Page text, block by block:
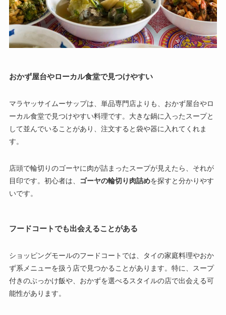
おかず屋台やローカル食堂で見つけやすい
マラヤッサイムーサップは、単品専門店よりも、おかず屋台やロ
ーカル食堂で見つけやすい料理です。大きな鍋に入ったスープと
して並んでいることがあり、注文すると袋や器に入れてくれま
す。
店頭で輪切りのゴーヤに肉が詰まったスープが見えたら、それが
目印です。初心者は、
ゴーヤの輪切り肉詰めを探すと分かりやす
いです。
フードコートでも出会えることがある
ショッピングモールのフードコートでは、タイの家庭料理やおか
ず系メニューを扱う店で見つかることがあります。特に、スープ
付きのぶっかけ飯や、おかずを選べるスタイルの店で出会える可
能性があります。